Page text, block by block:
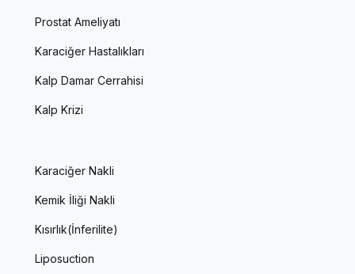
Prostat Ameliyatı
Karaciğer Hastalıkları
Kalp Damar Cerrahisi
Kalp Krizi
Karaciğer Nakli
Kemik İliği Nakli
Kısırlık(İnferilite)
Liposuction